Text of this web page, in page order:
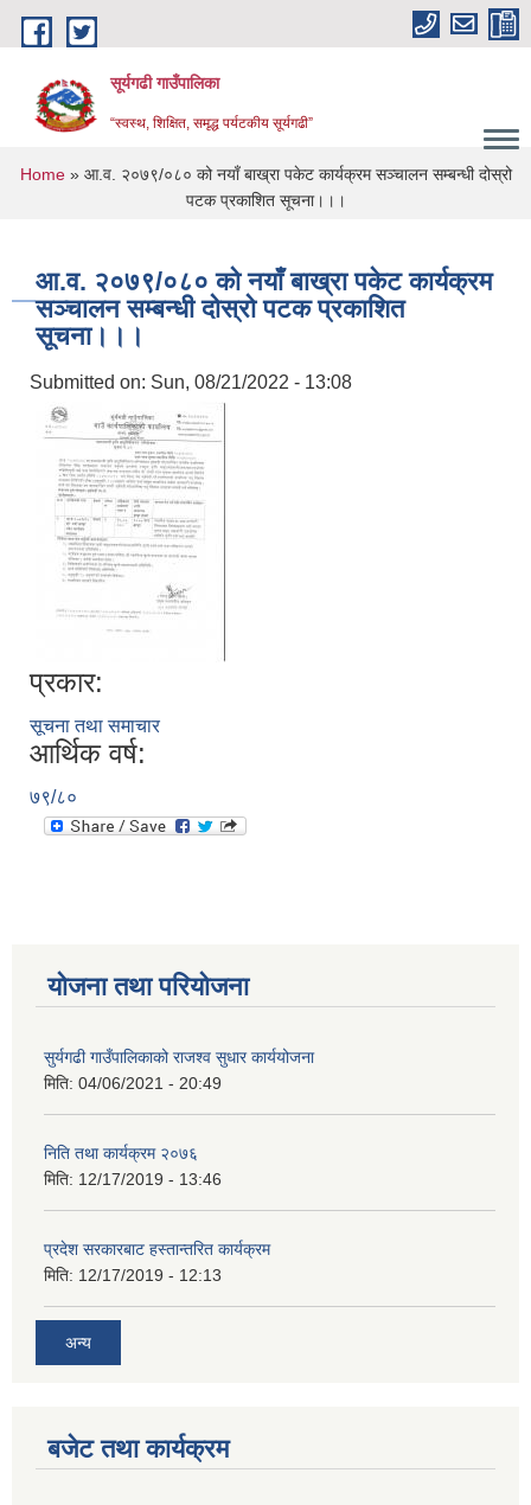
Skip to main content
सूर्यगढी गाउँपालिका
“स्वस्थ, शिक्षित, समृद्ध पर्यटकीय सूर्यगढी”
You are here
Home» आ.व. २०७९/०८० को नयाँ बाख्रा पकेट कार्यक्रम सञ्चालन सम्बन्धी दोस्रो
पटक प्रकाशित सूचना।।।
आ.व. २०७९/०८० को नयाँ बाख्रा पकेट कार्यक्रम
सञ्चालन सम्बन्धी दोस्रो पटक प्रकाशित
सूचना।।।
Submitted on: Sun, 08/21/2022 - 13:08
प्रकार:
सूचना तथा समाचार
आर्थिक वर्ष:
७९/८०
योजना तथा परियोजना
सुर्यगढी गाउँपालिकाको राजश्व सुधार कार्ययोजना
मिति: 04/06/2021 - 20:49
निति तथा कार्यक्रम २०७६
मिति: 12/17/2019 - 13:46
प्रदेश सरकारबाट हस्तान्तरित कार्यक्रम
मिति: 12/17/2019 - 12:13
अन्य
बजेट तथा कार्यक्रम